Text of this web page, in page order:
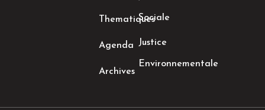
Thematiques
Agenda
Archives
Sociale
Justice
Environnementale